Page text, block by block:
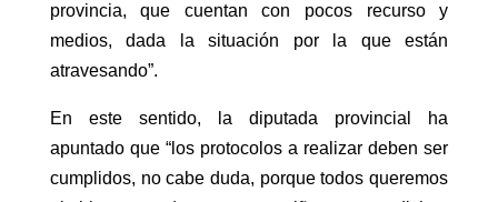
provincia, que cuentan con pocos recurso y
medios, dada la situación por la que están
atravesando”.
En este sentido, la diputada provincial ha
apuntado que “los protocolos a realizar deben ser
cumplidos, no cabe duda, porque todos queremos